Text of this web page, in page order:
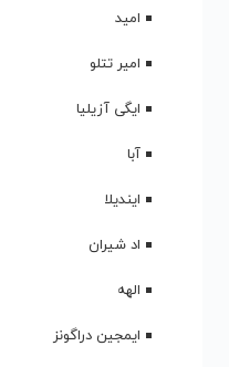
امید
امیر تتلو
ایگی آزیلیا
آبا
ایندیلا
اد شیران
الهه
ایمجین دراگونز